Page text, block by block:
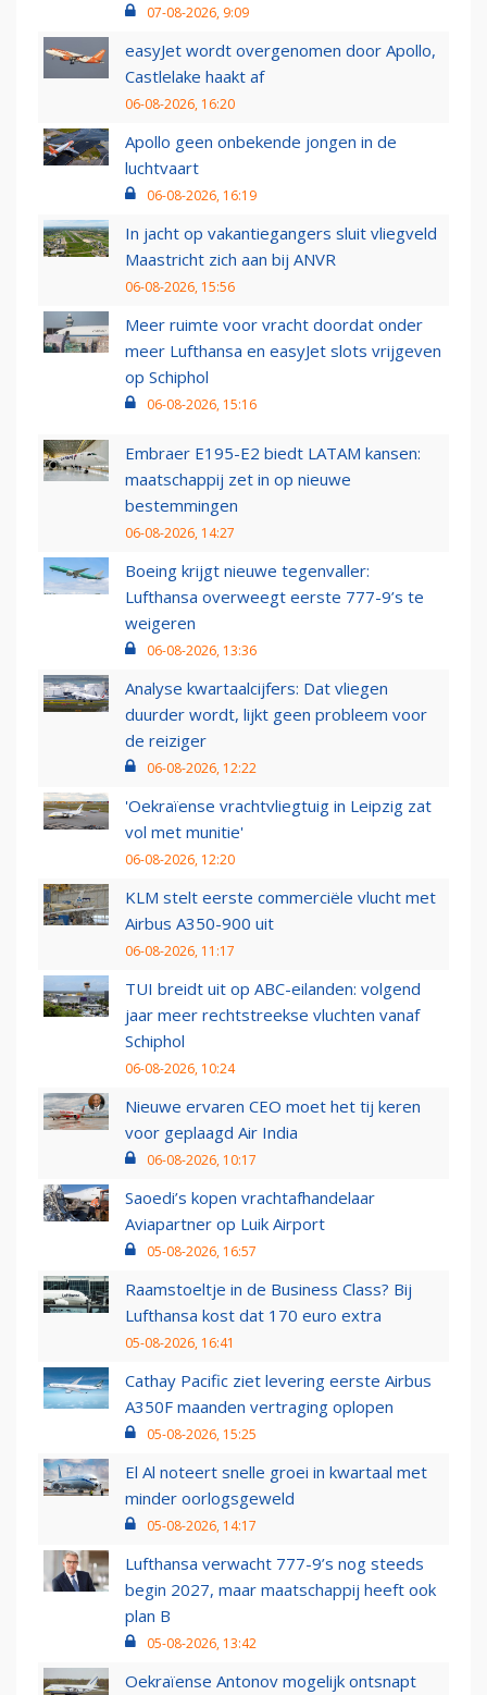
07-08-2026, 9:09
easyJet wordt overgenomen door Apollo,
Castlelake haakt af
06-08-2026, 16:20
Apollo geen onbekende jongen in de
luchtvaart
06-08-2026, 16:19
In jacht op vakantiegangers sluit vliegveld
Maastricht zich aan bij ANVR
06-08-2026, 15:56
Meer ruimte voor vracht doordat onder
meer Lufthansa en easyJet slots vrijgeven
op Schiphol
06-08-2026, 15:16
Embraer E195-E2 biedt LATAM kansen:
maatschappij zet in op nieuwe
bestemmingen
06-08-2026, 14:27
Boeing krijgt nieuwe tegenvaller:
Lufthansa overweegt eerste 777-9’s te
weigeren
06-08-2026, 13:36
Analyse kwartaalcijfers: Dat vliegen
duurder wordt, lijkt geen probleem voor
de reiziger
06-08-2026, 12:22
'Oekraïense vrachtvliegtuig in Leipzig zat
vol met munitie'
06-08-2026, 12:20
KLM stelt eerste commerciële vlucht met
Airbus A350-900 uit
06-08-2026, 11:17
TUI breidt uit op ABC-eilanden: volgend
jaar meer rechtstreekse vluchten vanaf
Schiphol
06-08-2026, 10:24
Nieuwe ervaren CEO moet het tij keren
voor geplaagd Air India
06-08-2026, 10:17
Saoedi’s kopen vrachtafhandelaar
Aviapartner op Luik Airport
05-08-2026, 16:57
Raamstoeltje in de Business Class? Bij
Lufthansa kost dat 170 euro extra
05-08-2026, 16:41
Cathay Pacific ziet levering eerste Airbus
A350F maanden vertraging oplopen
05-08-2026, 15:25
El Al noteert snelle groei in kwartaal met
minder oorlogsgeweld
05-08-2026, 14:17
Lufthansa verwacht 777-9’s nog steeds
begin 2027, maar maatschappij heeft ook
plan B
05-08-2026, 13:42
Oekraïense Antonov mogelijk ontsnapt